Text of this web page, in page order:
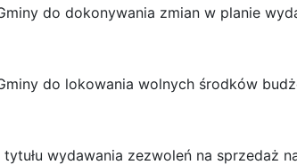
do dokonywania zmian w planie
do lokowania wolnych środków
wydawania zezwoleń na sprzedaż